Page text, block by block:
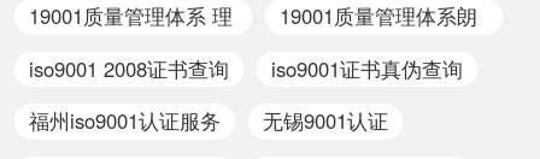
19001质量管理体系 理
19001质量管理体系朗
iso9001 2008证书查询
iso9001证书真伪查询
福州iso9001认证服务
无锡9001认证